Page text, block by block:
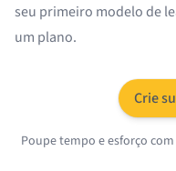
seu primeiro modelo de
um plano.
Crie
Poupe tempo e esforço